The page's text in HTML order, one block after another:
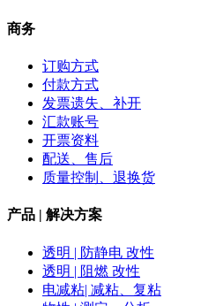
商务
订购方式
付款方式
发票遗失、补开
汇款账号
开票资料
配送、售后
质量控制、退换货
产品 | 解决方案
透明 | 防静电 改性
透明 | 阻燃 改性
电减粘| 减粘、复粘